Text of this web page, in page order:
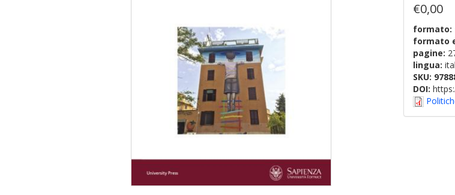
€0,00
formato:
formato
pagine:
lingua:
SKU:
DOI: